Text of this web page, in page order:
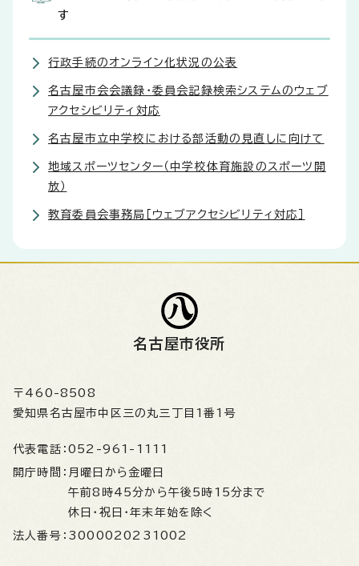
す
行政手続のオンライン化状況の公表
名古屋市会会議録・委員会記録検索システムのウェブ
アクセシビリティ対応
名古屋市立中学校における部活動の見直しに向けて
地域スポーツセンター（中学校体育施設のスポーツ開
放）
教育委員会事務局［ウェブアクセシビリティ対応］
名古屋市役所
〒460-8508
愛知県名古屋市中区三の丸三丁目1番1号
代表電話： 052-961-1111
開庁時間： 月曜日から金曜日
午前8時45分から午後5時15分まで
休日・祝日・年末年始を除く
法人番号： 3000020231002